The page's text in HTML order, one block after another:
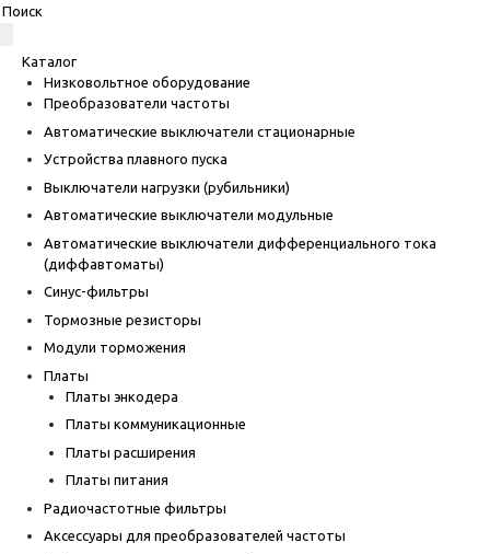
Каталог
Низковольтное оборудование
Преобразователи частоты
Автоматические выключатели стационарные
Устройства плавного пуска
Выключатели нагрузки (рубильники)
Автоматические выключатели модульные
Автоматические выключатели дифференциального тока
(диффавтоматы)
Синус-фильтры
Тормозные резисторы
Модули торможения
Платы
Платы энкодера
Платы коммуникационные
Платы расширения
Платы питания
Радиочастотные фильтры
Аксессуары для преобразователей частоты